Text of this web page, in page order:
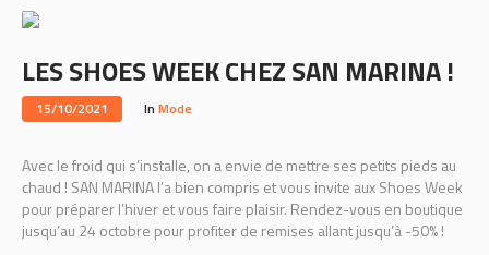
LES SHOES WEEK CHEZ SAN MARINA !
15/10/2021 In Mode
Avec le froid qui s’installe, on a envie de mettre ses petits pieds au
chaud ! SAN MARINA l’a bien compris et vous invite aux Shoes Week
pour préparer l’hiver et vous faire plaisir. Rendez-vous en boutique
jusqu’au 24 octobre pour profiter de remises allant jusqu’à -50% !